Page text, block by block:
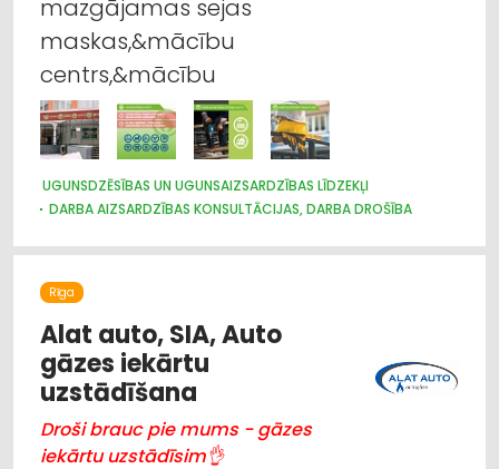
mazgājamas sejas
maskas,&mācību
centrs,&mācību
UGUNSDZĒSĪBAS UN UGUNSAIZSARDZĪBAS LĪDZEKĻI
DARBA AIZSARDZĪBAS KONSULTĀCIJAS, DARBA DROŠĪBA
Rīga
Alat auto, SIA, Auto
gāzes iekārtu
uzstādīšana
Droši brauc pie mums - gāzes
iekārtu uzstādīsim👌